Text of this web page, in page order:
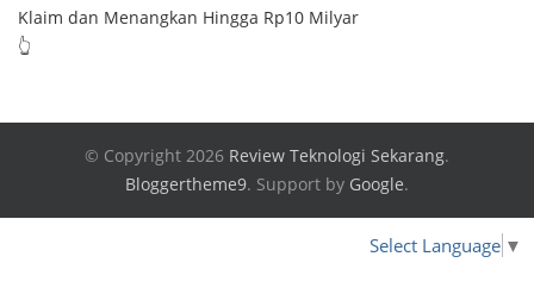
Klaim dan Menangkan Hingga Rp10 Milyar
👆
© Copyright 2026 Review Teknologi Sekarang.
Bloggertheme9. Support by Google.
Select Language ▼